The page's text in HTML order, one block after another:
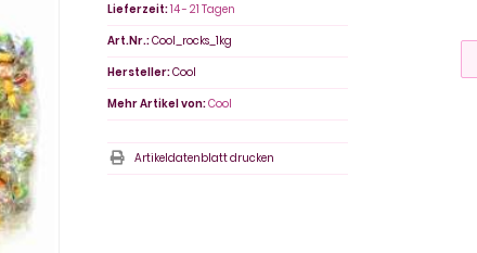
Lieferzeit:14 - 21 Tagen
Art.Nr.:Cool_rocks_1kg
Hersteller:Cool
Mehr Artikel von:Cool
Artikeldatenblatt drucken